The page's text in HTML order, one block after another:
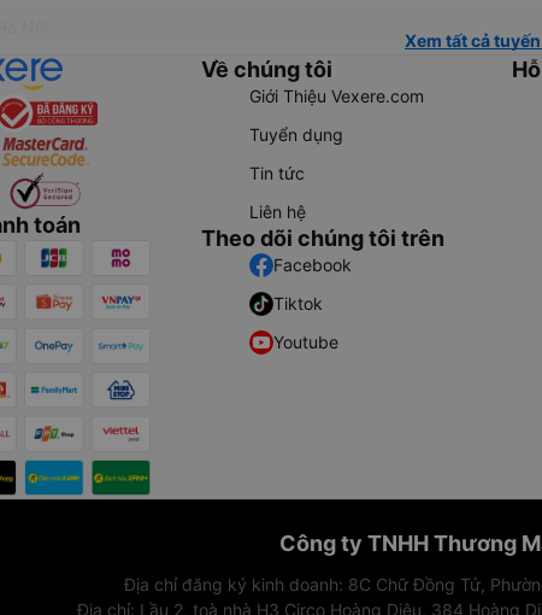
Xem tất cả
toán
Về chúng tôi
Giới Thiệu Vexere.com
Tuyển dụng
Tin tức
Liên hệ
Theo dõi chúng tôi trên
Facebook
Tiktok
Youtube
Công ty TNHH Thương
Địa chỉ đăng ký kinh doanh: 8C Chữ Đồng Tử,
Địa chỉ: Lầu 2, toà nhà H3 Circo Hoàng Diệu, 384 Hoàng